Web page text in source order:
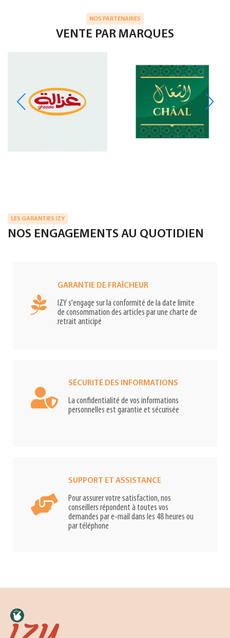
NOS PARTENAIRES
VENTE PAR MARQUES
LES GARANTIES IZY
NOS ENGAGEMENTS AU QUOTIDIEN
GARANTIE DE FRAÎCHEUR
IZY s'engage sur la conformité de la date limite
de consommation des articles par une charte de
retrait anticipé
SÉCURITÉ DES INFORMATIONS
La confidentialité de vos informations
personnelles est garantie et sécurisée
SUPPORT ET ASSISTANCE
Pour assurer votre satisfaction, nos
conseillers répondent à toutes vos
demandes par e-mail dans les 48 heures ou
par téléphone